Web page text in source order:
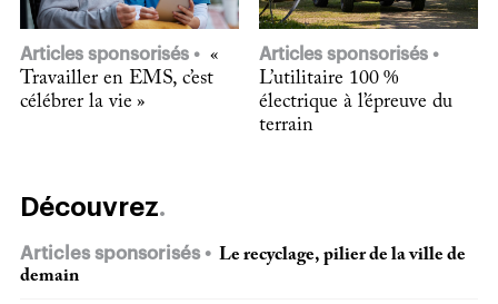
Articles sponsorisés
«
Travailler en EMS, c’est
célébrer la vie »
Articles sponsorisés
L’utilitaire 100 %
électrique à l’épreuve du
terrain
Découvrez
Articles sponsorisés
Le recyclage, pilier de la ville de
demain